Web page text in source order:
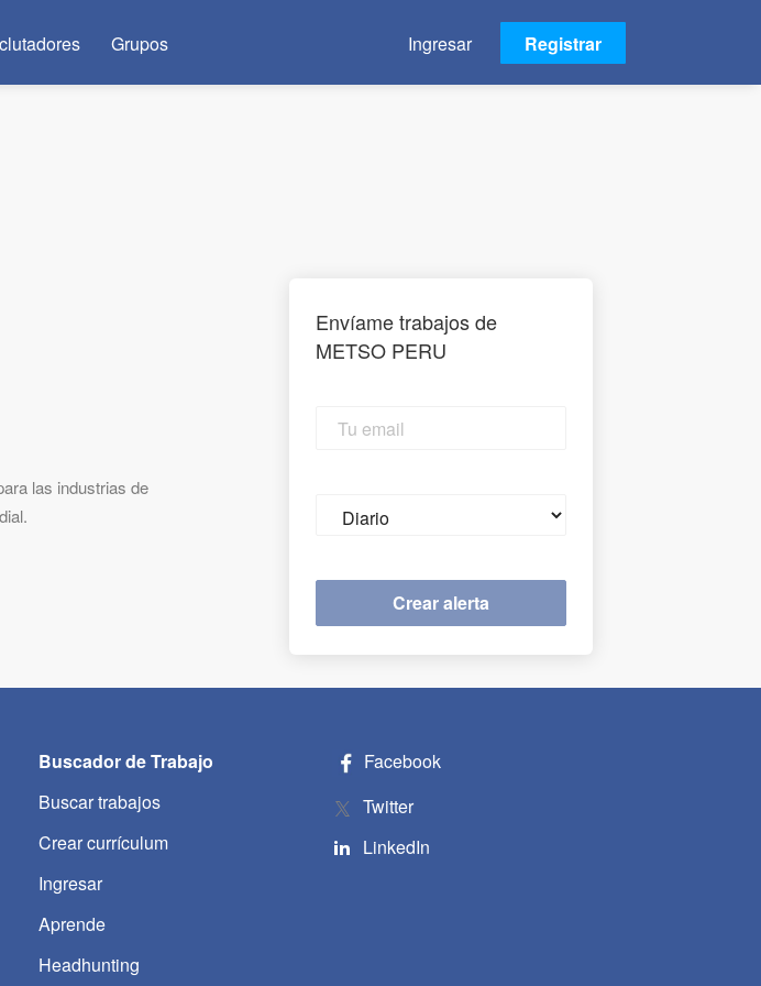
Ingresar Registrar
Grupos
las industrias de
Envíame trabajos de
METSO PERU
email
frequency
Buscador de Trabajo
Buscar trabajos
Crear currículum
Ingresar
Aprende
Headhunting
Facebook
Twitter
LinkedIn